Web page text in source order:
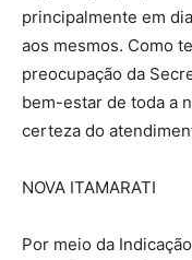
principalmente em
aos mesmos. Como
preocupação da
bem-estar de toda a
certeza do
NOVA ITAMARATI
Por meio da